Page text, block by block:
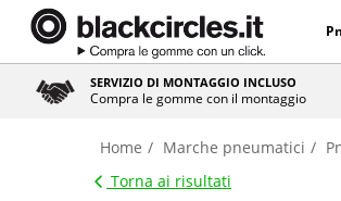
SERVIZIO DI MONTAGGIO INCLUSO
Compra le gomme con il montaggio
Home Marche pneumatici
Torna ai risultati